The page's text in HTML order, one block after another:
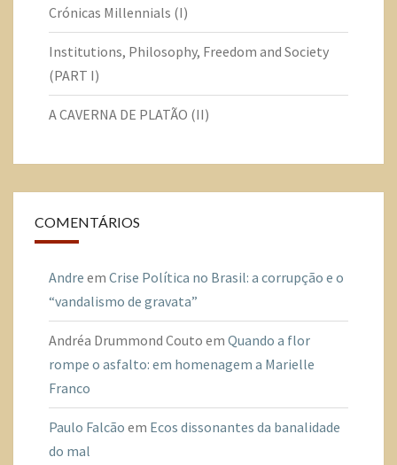
Crónicas Millennials (I)
Institutions, Philosophy, Freedom and Society
(PART I)
A CAVERNA DE PLATÃO (II)
COMENTÁRIOS
Andre em Crise Política no Brasil: a corrupção e o
“vandalismo de gravata”
Andréa Drummond Couto em Quando a flor
rompe o asfalto: em homenagem a Marielle
Franco
Paulo Falcão em Ecos dissonantes da banalidade
do mal